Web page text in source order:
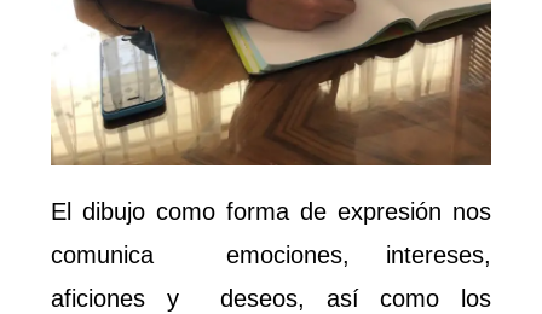
El dibujo como forma de expresión nos
comunica emociones, intereses,
aficiones y deseos, así como los